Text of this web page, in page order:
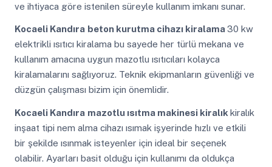
ve ihtiyaca göre istenilen süreyle kullanım imkanı sunar.
Kocaeli Kandıra beton kurutma cihazı kiralama30 kw
elektrikli ısıtıcı kiralama bu sayede her türlü mekana ve
kullanım amacına uygun mazotlu ısıtıcıları kolayca
kiralamalarını sağlıyoruz. Teknik ekipmanların güvenliği ve
düzgün çalışması bizim için önemlidir.
Kocaeli Kandıra mazotlu ısıtma makinesi kiralık kiralık
inşaat tipi nem alma cihazı ısımak işyerinde hızlı ve etkili
bir şekilde ısınmak isteyenler için ideal bir seçenek
olabilir. Ayarları basit olduğu için kullanımı da oldukça